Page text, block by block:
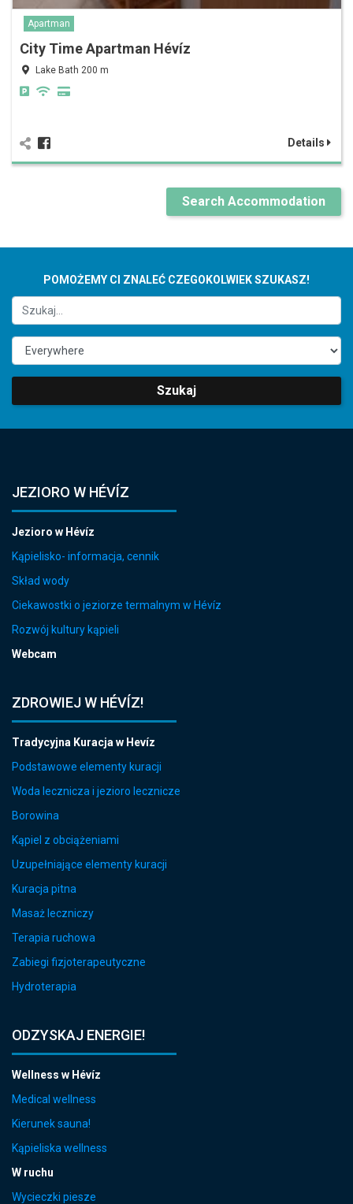
Apartman
City Time Apartman Hévíz
Lake Bath 200 m
Details
Search Accommodation
POMOŻEMY CI ZNALEĆ CZEGOKOLWIEK SZUKASZ!
Szukaj
JEZIORO W HÉVÍZ
Jezioro w Hévíz
Kąpielisko- informacja, cennik
Skład wody
Ciekawostki o jeziorze termalnym w Hévíz
Rozwój kultury kąpieli
Webcam
ZDROWIEJ W HÉVÍZ!
Tradycyjna Kuracja w Hevíz
Podstawowe elementy kuracji
Woda lecznicza i jezioro lecznicze
Borowina
Kąpiel z obciążeniami
Uzupełniające elementy kuracji
Kuracja pitna
Masaż leczniczy
Terapia ruchowa
Zabiegi fizjoterapeutyczne
Hydroterapia
ODZYSKAJ ENERGIE!
Wellness w Hévíz
Medical wellness
Kierunek sauna!
Kąpieliska wellness
W ruchu
Wycieczki piesze